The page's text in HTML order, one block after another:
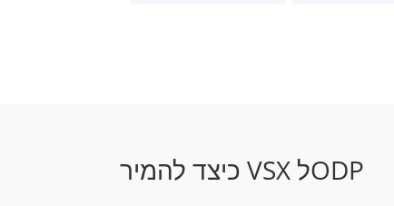
כיצד להמיר VSX לODP